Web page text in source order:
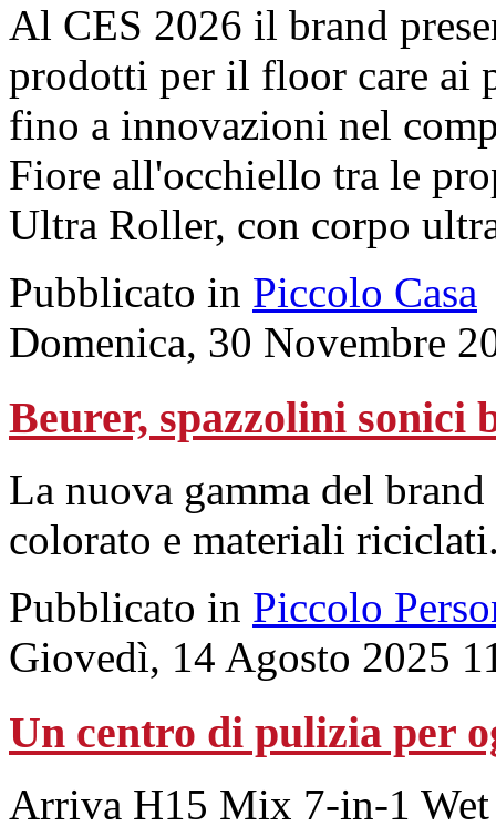
Al CES 2026 il brand
prodotti per il floor care ai
fino a innovazioni nel
Fiore all'occhiello tra le
Ultra Roller, con corpo
Pubblicato in Piccolo Casa
Domenica, 30 Novembre
Beurer, spazzolini sonici
La nuova gamma del
colorato e materiali
Pubblicato in Piccolo
Giovedì, 14 Agosto 2025
Un centro di pulizia per
Arriva H15 Mix 7-in-1